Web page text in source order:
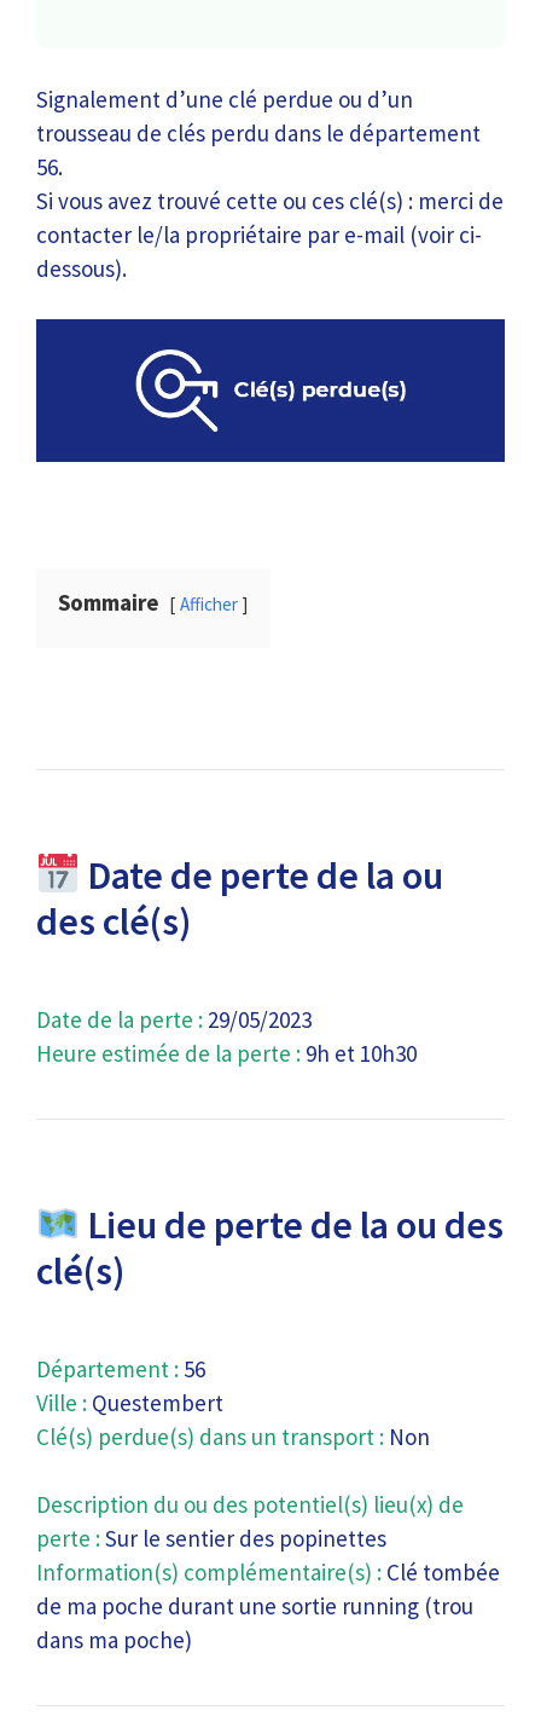
Signalement d’une clé perdue ou d’un
trousseau de clés perdu dans le département
56.
Si vous avez trouvé cette ou ces clé(s) : merci de
contacter le/la propriétaire par e-mail (voir ci-
dessous).
Sommaire Afficher
Date de perte de la ou
des clé(s)
Date de la perte : 29/05/2023
Heure estimée de la perte : 9h et 10h30
Lieu de perte de la ou des
clé(s)
Département : 56
Ville : Questembert
Clé(s) perdue(s) dans un transport : Non
Description du ou des potentiel(s) lieu(x) de
perte :Sur le sentier des popinettes
Information(s) complémentaire(s) : Clé tombée
de ma poche durant une sortie running (trou
dans ma poche)